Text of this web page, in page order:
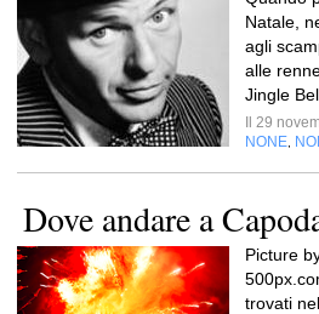
Natale,
agli
alle
Jingle
Il 29
NONE
Dove andare a
Picture
trovati